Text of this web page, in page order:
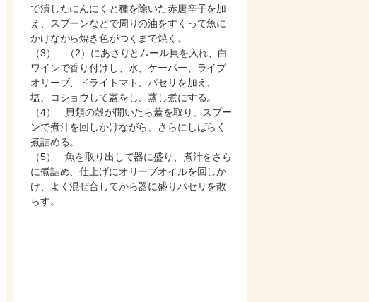
で潰したにんにくと種を除いた赤唐辛子を加
え、スプーンなどで周りの油をすくって魚に
かけながら焼き色がつくまで焼く。
（3） （2）にあさりとムール貝を入れ、白
ワインで香り付けし、水、ケーパー、ライプ
オリーブ、ドライトマト、パセリを加え、
塩、コショウして蓋をし、蒸し煮にする。
（4） 貝類の殻が開いたら蓋を取り、スプー
ンで煮汁を回しかけながら、さらにしばらく
煮詰める。
（5） 魚を取り出して器に盛り、煮汁をさら
に煮詰め、仕上げにオリーブオイルを回しか
け、よく混ぜ合してから器に盛りパセリを散
らす。